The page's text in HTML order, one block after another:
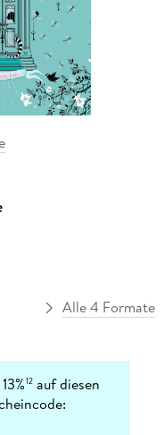
Alle 4 Formate
12 auf diesen